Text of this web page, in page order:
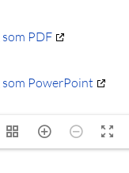
PDF
som PowerPoint